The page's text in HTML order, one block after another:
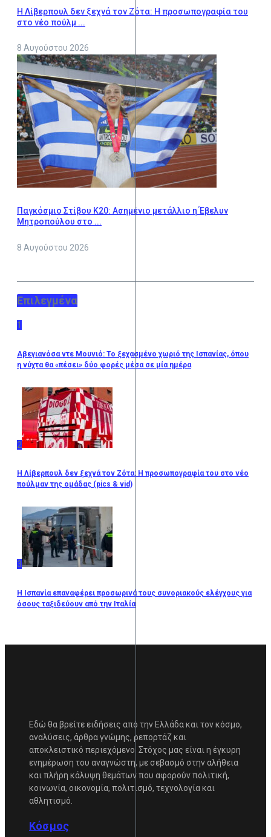
Η Λίβερπουλ δεν ξεχνά τον Ζότα: Η προσωπογραφία του
στο νέο πούλμ ...
8 Αυγούστου 2026
Παγκόσμιο Στίβου Κ20: Ασημένιο μετάλλιο η Έβελυν
Μητροπούλου στο ...
8 Αυγούστου 2026
Επιλεγμένα
1
Αβεγιανόσα ντε Μουνιό: Το ξεχασμένο χωριό της Ισπανίας, όπου
η νύχτα θα «πέσει» δύο φορές μέσα σε μία ημέρα
2
Η Λίβερπουλ δεν ξεχνά τον Ζότα: Η προσωπογραφία του στο νέο
πούλμαν της ομάδας (pics & vid)
3
Η Ισπανία επαναφέρει προσωρινά τους συνοριακούς ελέγχους για
όσους ταξιδεύουν από την Ιταλία
Εδώ θα βρείτε ειδήσεις από την Ελλάδα και τον κόσμο,
αναλύσεις, άρθρα γνώμης, ρεπορτάζ και
αποκλειστικό περιεχόμενο. Στόχος μας είναι η έγκυρη
ενημέρωση του αναγνώστη, με σεβασμό στην αλήθεια
και πλήρη κάλυψη θεμάτων που αφορούν πολιτική,
κοινωνία, οικονομία, πολιτισμό, τεχνολογία και
αθλητισμό.
Κόσμος